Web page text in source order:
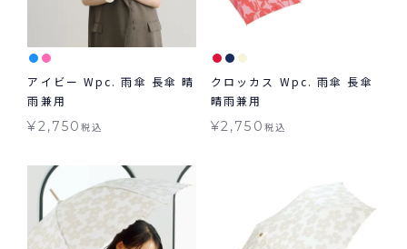
アイビー Wpc. 雨傘 長傘 晴
雨兼用
¥2,750税込
クロッカス Wpc. 雨傘 長傘
晴雨兼用
¥2,750 税込